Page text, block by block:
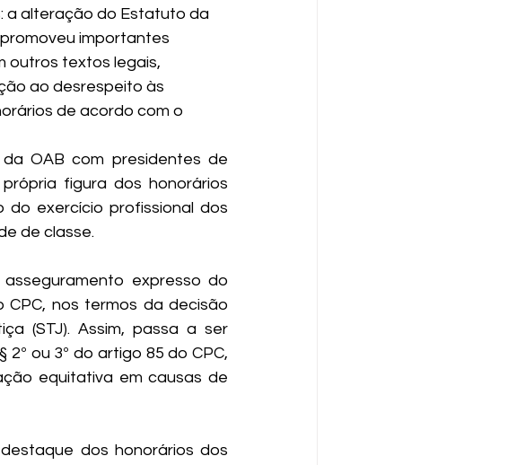
a alteração do Estatuto da
importantes
outros textos legais,
ao desrespeito às
de acordo com o
OAB com presidentes de
figura dos honorários
exercício profissional dos
de classe.
expresso do
nos termos da decisão
(STJ). Assim, passa a ser
ou 3º do artigo 85 do CPC,
equitativa em causas de
dos honorários dos